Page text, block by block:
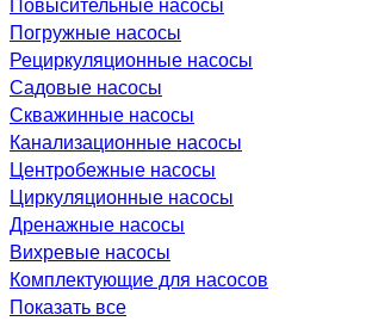
Погружные насосы
Рециркуляционные насосы
Садовые насосы
Скважинные насосы
Канализационные насосы
Центробежные насосы
Циркуляционные насосы
Дренажные насосы
Вихревые насосы
Комплектующие для насосов
Показать все